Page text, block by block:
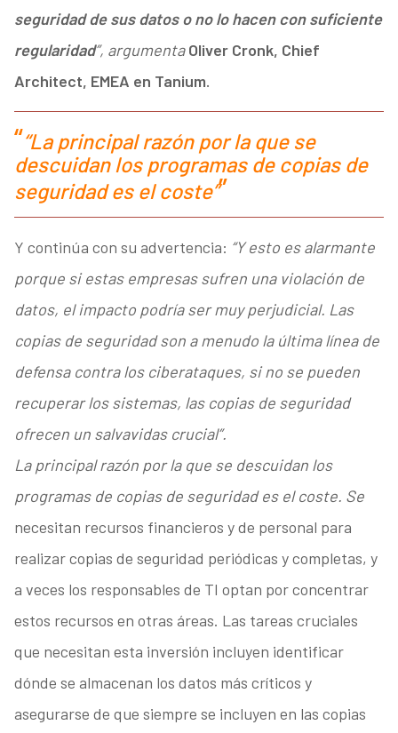
seguridad de sus datos o no lo hacen con suficiente
regularidad”, argumentaOliver Cronk, Chief
Architect, EMEA en Tanium.
“La principal razón por la que se
descuidan los programas de copias de
seguridad es el coste”
Y continúa con su advertencia: “Y esto es alarmante
porque si estas empresas sufren una violación de
datos, el impacto podría ser muy perjudicial. Las
copias de seguridad son a menudo la última línea de
defensa contra los ciberataques, si no se pueden
recuperar los sistemas, las copias de seguridad
ofrecen un salvavidas crucial”.
La principal razón por la que se descuidan los
programas de copias de seguridad es el coste. Se
necesitan recursos financieros y de personal para
realizar copias de seguridad periódicas y completas, y
a veces los responsables de TI optan por concentrar
estos recursos en otras áreas. Las tareas cruciales
que necesitan esta inversión incluyen identificar
dónde se almacenan los datos más críticos y
asegurarse de que siempre se incluyen en las copias